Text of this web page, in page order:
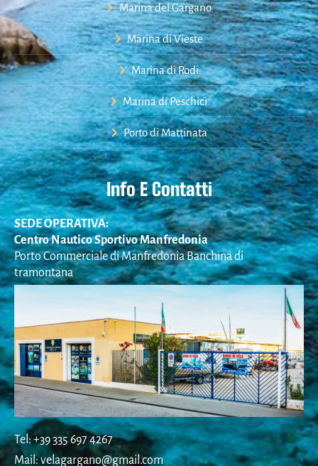
Marina del Gargano
Marina di Vieste
Marina di Rodi
Marina di Peschici
Porto di Mattinata
Info E Contatti
SEDE OPERATIVA:
Centro Nautico Sportivo Manfredonia
Porto Commerciale di Manfredonia Banchina di
tramontana
Tel: +39 335 697 4267
Mail: velagargano@gmail.com